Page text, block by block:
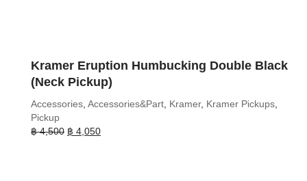
Kramer Eruption Humbucking Double Black
(Neck Pickup)
Accessories Accessories&Part Kramer, Kramer Pickups
Pickup
฿4,500 Original
฿ 4,050Current